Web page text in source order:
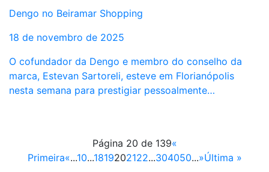
Dengo no Beiramar Shopping
18 de novembro de 2025
O cofundador da Dengo e membro do conselho da
marca, Estevan Sartoreli, esteve em Florianópolis
nesta semana para prestigiar pessoalmente…
Página 20 de 139«
Primeira«...10...1819202122...304050...»Última »